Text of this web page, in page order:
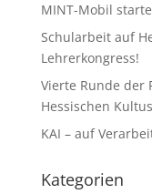
MINT-Mobil
Schularbeit auf
Lehrerkongress!
Vierte Runde der
Hessischen
KAI – auf
Kategorien